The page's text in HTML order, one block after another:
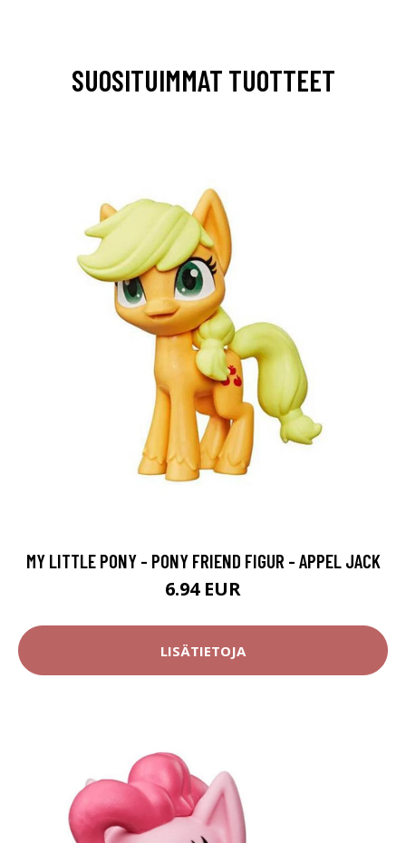
SUOSITUIMMAT TUOTTEET
MY LITTLE PONY - PONY FRIEND FIGUR - APPEL JACK
6.94 EUR
LISÄTIETOJA